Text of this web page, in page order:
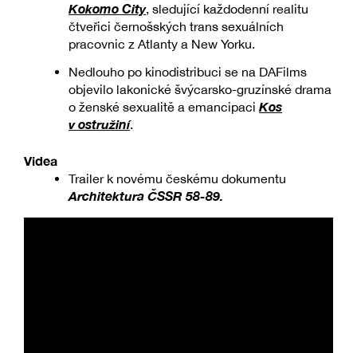
Kokomo City, sledující každodenní realitu
čtveřici černošských trans sexuálních
pracovnic z Atlanty a New Yorku.
Nedlouho po kinodistribuci se na DAFilms
objevilo lakonické švýcarsko-gruzínské drama
o ženské sexualitě a emancipaciKos
v ostružiní.
Videa
Trailer k novému českému dokumentu
Architektura ČSSR 58-89.